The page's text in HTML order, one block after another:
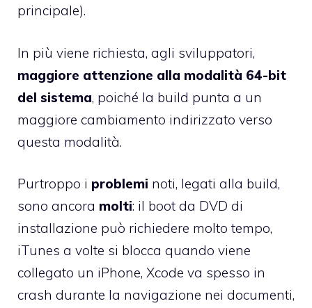
principale).
In più viene richiesta, agli sviluppatori,
maggiore attenzione alla modalità 64-bit
del sistema, poiché la build punta a un
maggiore cambiamento indirizzato verso
questa modalità.
Purtroppo i problemi noti, legati alla build,
sono ancora molti: il boot da DVD di
installazione può richiedere molto tempo,
iTunes a volte si blocca quando viene
collegato un iPhone, Xcode va spesso in
crash durante la navigazione nei documenti,